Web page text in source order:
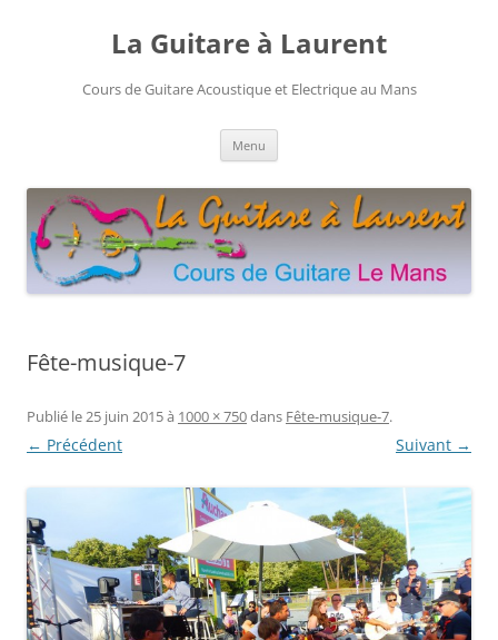
La Guitare à Laurent
Cours de Guitare Acoustique et Electrique au Mans
Menu
Fête-musique-7
Publié le25 juin 2015à 1000 × 750dans Fête-musique-7.
← Précédent Suivant →